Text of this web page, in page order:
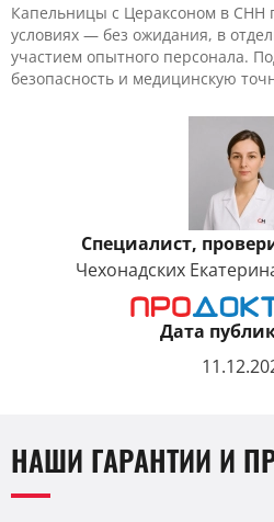
Капельницы с Цераксоном в CHH
условиях — без ожидания, в
участием опытного персонала.
безопасность и медицинскую
Специалист,
Чехонадских
Дата
НАШИ ГАРАНТИИ И